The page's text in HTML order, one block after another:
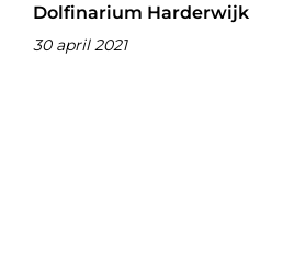
Dolfinarium Harderwijk
30 april 2021